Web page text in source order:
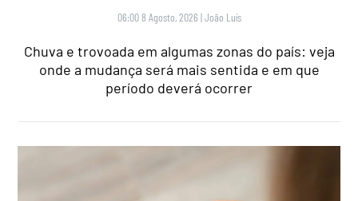
06:00 8 Agosto, 2026 |João Luís
Chuva e trovoada em algumas zonas do país: veja
onde a mudança será mais sentida e em que
período deverá ocorrer